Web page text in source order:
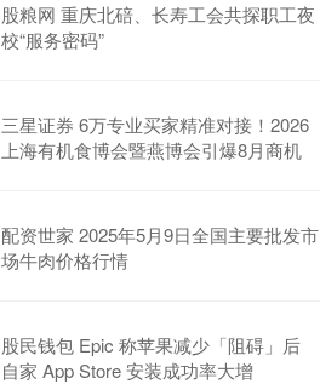
股粮网 重庆北碚、长寿工会共探职工夜
校“服务密码”
三星证券 6万专业买家精准对接！2026
上海有机食博会暨燕博会引爆8月商机
配资世家 2025年5月9日全国主要批发市
场牛肉价格行情
股民钱包 Epic 称苹果减少「阻碍」后
自家 App Store 安装成功率大增